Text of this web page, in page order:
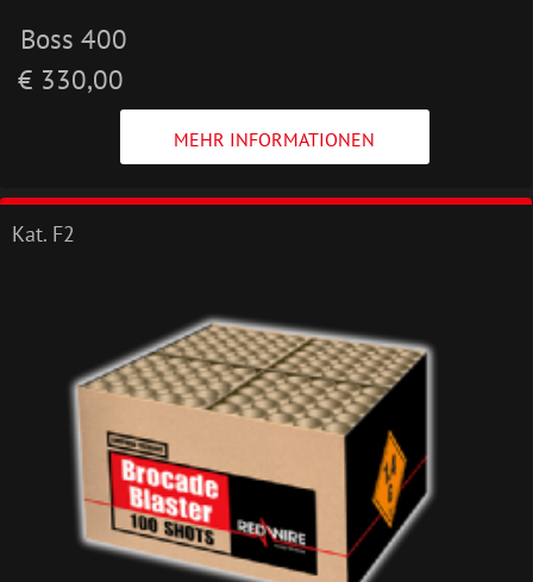
Boss 400
€ 330,00
MEHR INFORMATIONEN
Kat. F2